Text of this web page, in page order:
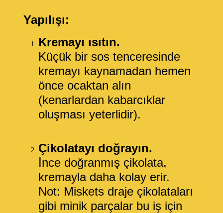
Yapılışı:
Kremayı ısıtın.
Küçük bir sos tenceresinde
kremayı kaynamadan hemen
önce ocaktan alın
(kenarlardan kabarcıklar
oluşması yeterlidir).
Çikolatayı doğrayın.
İnce doğranmış çikolata,
kremayla daha kolay erir.
Not: Miskets draje çikolataları
gibi minik parçalar bu iş için